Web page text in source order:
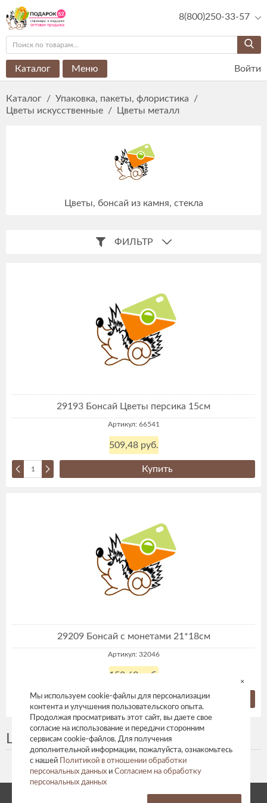
8(800)250-33-57
Каталог Меню Войти
Каталог / Упаковка, пакеты, флористика
/
Цветы искусственные / Цветы металл
Цветы, бонсай из камня, стекла
ФИЛЬТР
29193 Бонсай Цветы персика 15см
Артикул: 66541
509,48 руб.
Купить
29209 Бонсай с монетами 21*18см
Артикул: 32046
158,60 руб.
Купить
Цветы металл
© 2026 год. Все права защищены.
Мы используем cookie-файлы для персонализации
контента и улучшения пользовательского опыта.
Продолжая просматривать этот сайт, вы даете свое
согласие на использование и передачи сторонним
сервисам cookie-файлов. Для получения
дополнительной информации, пожалуйста, ознакомьтесь
с нашей
Политикой в отношении обработки
персональных данных и Согласием на обработку
персональных данных
×